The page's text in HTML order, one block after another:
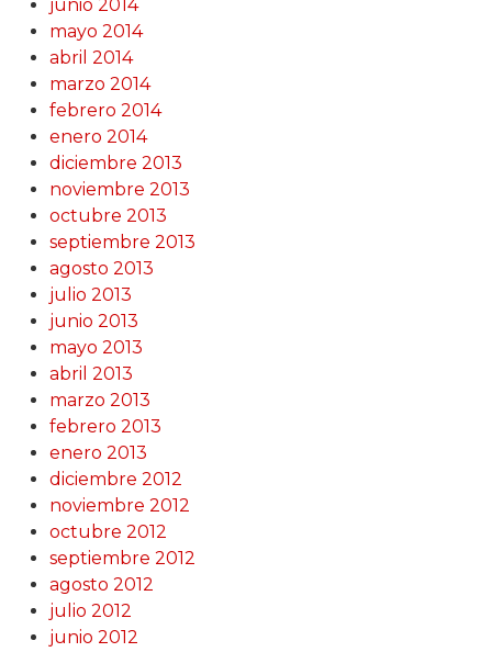
junio 2014
mayo 2014
abril 2014
marzo 2014
febrero 2014
enero 2014
diciembre 2013
noviembre 2013
octubre 2013
septiembre 2013
agosto 2013
julio 2013
junio 2013
mayo 2013
abril 2013
marzo 2013
febrero 2013
enero 2013
diciembre 2012
noviembre 2012
octubre 2012
septiembre 2012
agosto 2012
julio 2012
junio 2012